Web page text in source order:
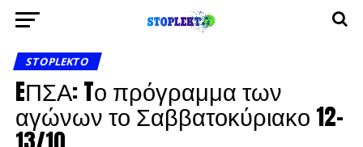
STOPLEKTO
EΠΣΑ: Tο πρόγραμμα των
αγώνων το Σαββατοκύριακο 12-